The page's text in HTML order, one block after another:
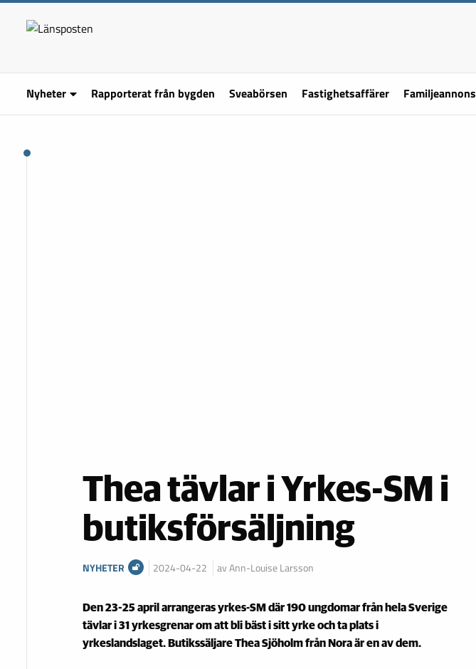
Nyheter Rapporterat från bygden Sveabörsen Fastighetsaffärer Familjeannons
Thea tävlar i Yrkes-SM i
butiksförsäljning
NYHETER 2024-04-22 av Ann-Louise Larsson
Den 23-25 april arrangeras yrkes-SM där 190 ungdomar från hela Sverige
tävlar i 31 yrkesgrenar om att bli bäst i sitt yrke och ta plats i
yrkeslandslaget. Butikssäljare Thea Sjöholm från Nora är en av dem.